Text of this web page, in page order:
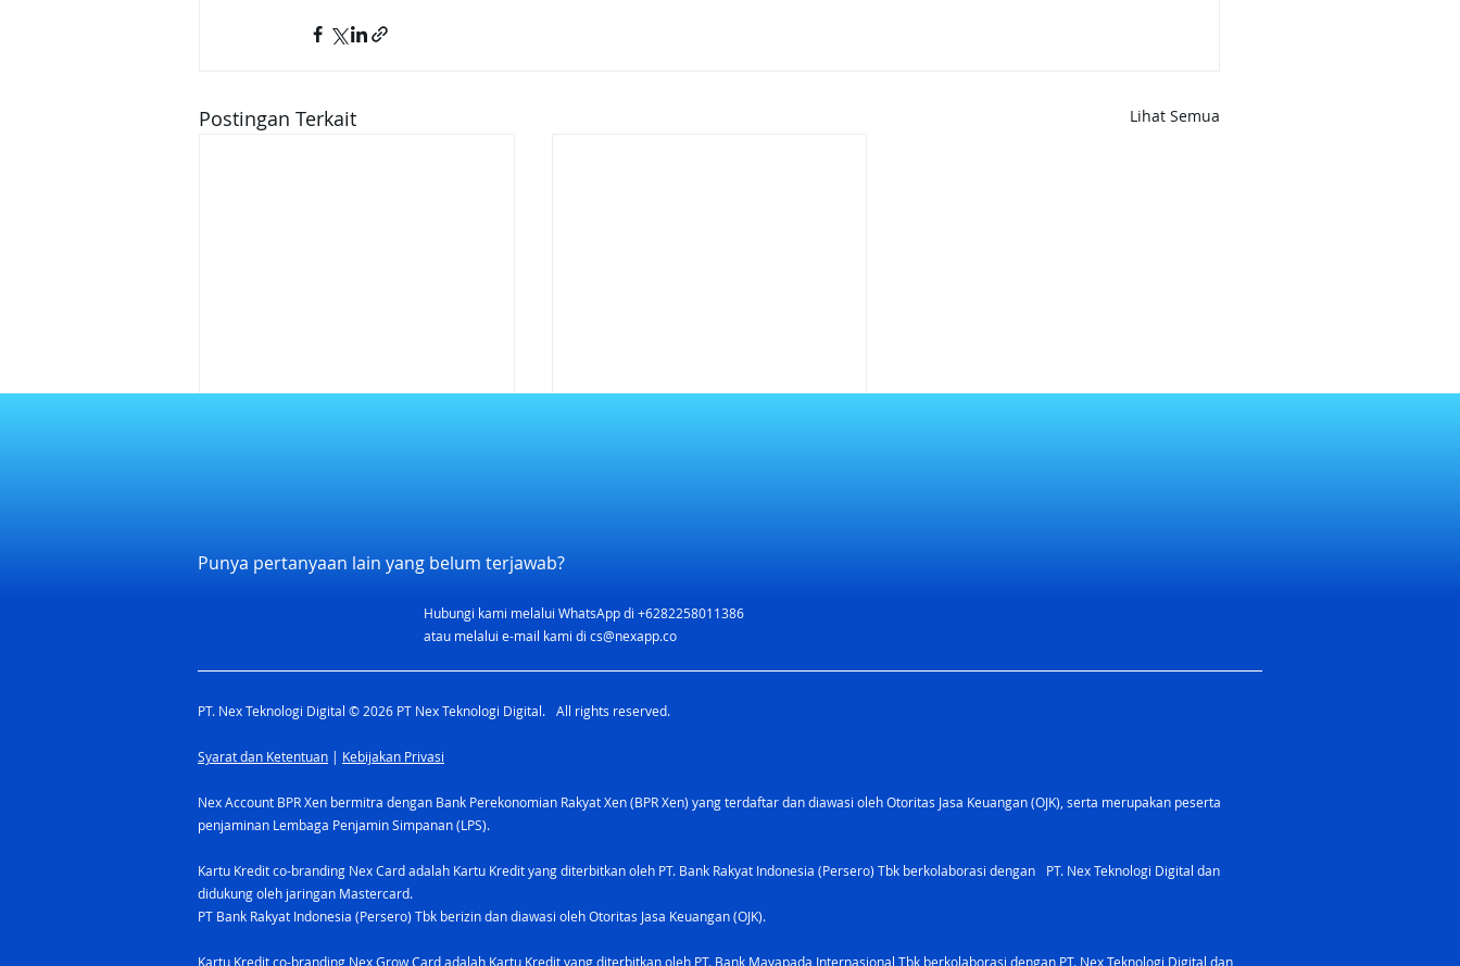
Postingan Terkait Lihat Semua
Promo Launching Nex Grow
Card: Welcome Bonus
2025!
Welcome Bonus Rp300.000
Nex Grow Card x Setup.ID
Punya pertanyaan lain yang belum terjawab?
Hubungi kami melalui WhatsApp di +6282258011386
atau melalui e-mail kami di cs@nexapp.co
PT. Nex Teknologi Digital © 2026 PT Nex Teknologi Digital. All rights reserved.
Syarat dan Ketentuan | Kebijakan Privasi
Nex Account BPR Xen bermitra dengan Bank Perekonomian Rakyat Xen (BPR Xen) yang terdaftar dan diawasi oleh Otoritas Jasa Keuangan (OJK), serta merupakan peserta
penjaminan Lembaga Penjamin Simpanan (LPS).
Kartu Kredit co-branding Nex Card adalah Kartu Kredit yang diterbitkan oleh PT. Bank Rakyat Indonesia (Persero) Tbk berkolaborasi dengan PT. Nex Teknologi Digital dan
didukung oleh jaringan Mastercard.
PT Bank Rakyat Indonesia (Persero) Tbk berizin dan diawasi oleh Otoritas Jasa Keuangan (OJK).
Kartu Kredit co-branding Nex Grow Card adalah Kartu Kredit yang diterbitkan oleh PT. Bank Mayapada Internasional Tbk berkolaborasi dengan PT. Nex Teknologi Digital dan